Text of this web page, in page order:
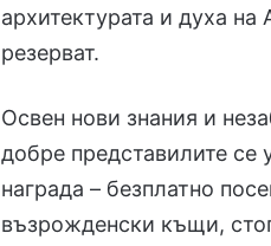
архитектурата и духа
резерват.
Освен нови знания и
добре представилите се
награда – безплатно
възрожденски къщи,